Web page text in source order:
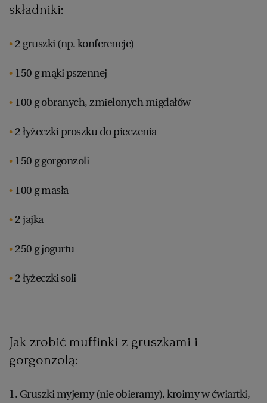
składniki:
2 gruszki (np. konferencje)
150 g mąki pszennej
100 g obranych, zmielonych migdałów
2 łyżeczki proszku do pieczenia
150 g gorgonzoli
100 g masła
2 jajka
250 g jogurtu
2 łyżeczki soli
Jak zrobić muffinki z gruszkami i
gorgonzolą:
1. Gruszki myjemy (nie obieramy), kroimy w ćwiartki,